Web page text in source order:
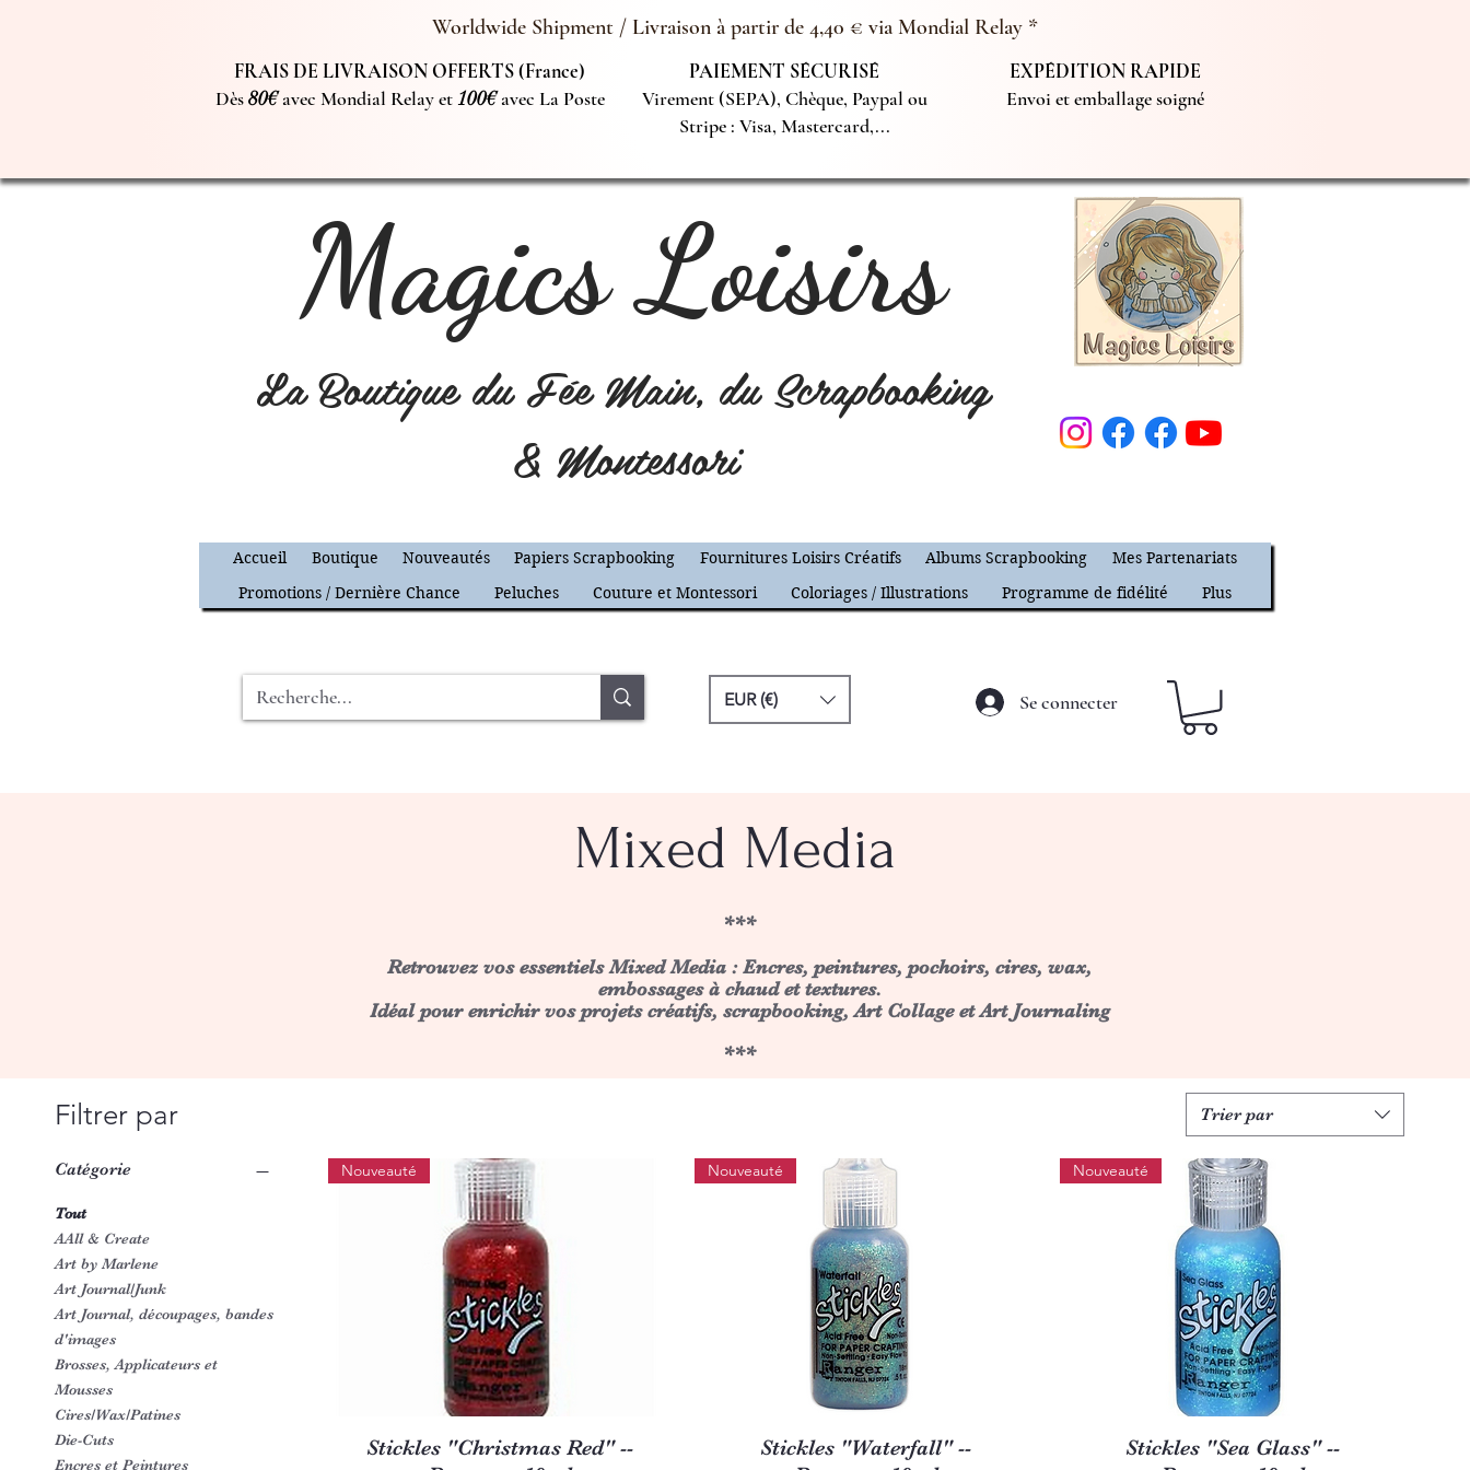
Worldwide Shipment / Livraison à partir de 4,40 € via Mondial Relay *
FRAIS DE LIVRAISON OFFERTS (France)
Dès80€avec Mondial Relay et100€avec La Poste
PAIEMENT SÉCURISÉ
Virement (SEPA), Chèque, Paypal ou
Stripe : Visa, Mastercard,...
EXPÉDITION RAPIDE
Envoi et emballage soigné
Magics Loisirs
La Boutique du Fée Main, du Scrapbooking
& Montessori
Accueil Boutique Nouveautés Papiers Scrapbooking Fournitures Loisirs Créatifs Albums Scrapbooking
Mes Partenariats
Promotions / Dernière Chance
Peluches Couture et Montessori Coloriages / Illustrations Programme de fidélité Plus
EUR (€) Se connecter
Mixed Media
***
Retrouvez vos essentiels Mixed Media : Encres, peintures, pochoirs, cires, wax,
embossages à chaud et textures.
Idéal pour enrichir vos projets créatifs, scrapbooking, Art Collage et Art Journaling
***
Filtrer par
Catégorie
Tout
AAll & Create
Art by Marlene
Art Journal/Junk
Art Journal, découpages, bandes
d'images
Brosses, Applicateurs et
Mousses
Cires/Wax/Patines
Die-Cuts
Encres et Peintures
Trier par
Aperçu rapide
Nouveauté
Stickles "Christmas Red" --
Aperçu rapide
Nouveauté
Stickles "Waterfall" --
Aperçu rapide
Nouveauté
Stickles "Sea Glass" --